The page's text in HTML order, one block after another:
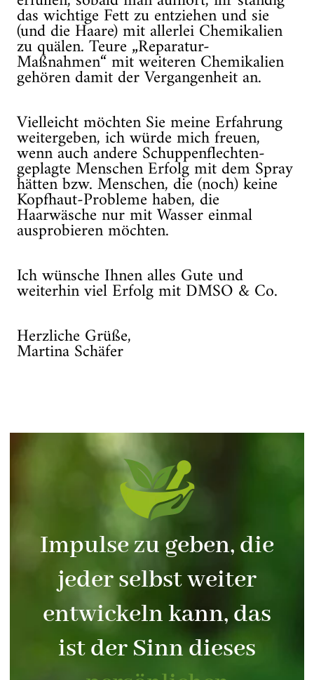
das wichtige Fett zu entziehen und sie
(und die Haare) mit allerlei Chemikalien
zu quälen. Teure „Reparatur-
Maßnahmen“ mit weiteren Chemikalien
gehören damit der Vergangenheit an.
Vielleicht möchten Sie meine Erfahrung
weitergeben, ich würde mich freuen,
wenn auch andere Schuppenflechten-
geplagte Menschen Erfolg mit dem Spray
hätten bzw. Menschen, die (noch) keine
Kopfhaut-Probleme haben, die
Haarwäsche nur mit Wasser einmal
ausprobieren möchten.
Ich wünsche Ihnen alles Gute und
weiterhin viel Erfolg mit DMSO & Co.
Herzliche Grüße,
Martina Schäfer
Impulse zu geben, die
jeder selbst weiter
entwickeln kann, das
ist der Sinn dieses